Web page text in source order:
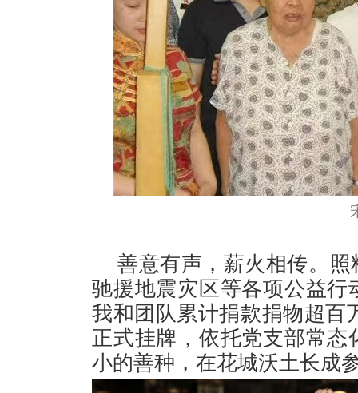
善意有声，薪火相传。
驰援地震灾区等各项公益
我和团队累计捐款捐物超百
正式挂牌，依托党支部常
小的善种，在花城沃土长成